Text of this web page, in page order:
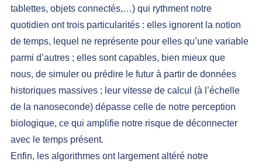
tablettes, objets connectés,…) qui rythment notre
quotidien ont trois particularités : elles ignorent la notion
de temps, lequel ne représente pour elles qu’une variable
parmi d’autres ; elles sont capables, bien mieux que
nous, de simuler ou prédire le futur à partir de données
historiques massives ; leur vitesse de calcul (à l’échelle
de la nanoseconde) dépasse celle de notre perception
biologique, ce qui amplifie notre risque de déconnecter
avec le temps présent.
Enfin, les algorithmes ont largement altéré notre